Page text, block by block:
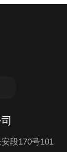
段170号101